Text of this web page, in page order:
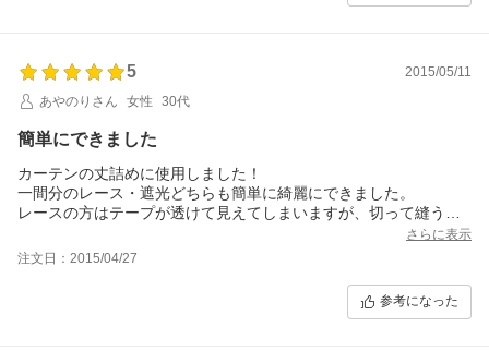
5
2015/05/11
あやのりさん
女性 30代
簡単にできました
カーテンの丈詰めに使用しました！
一間分のレース・遮光どちらも簡単に綺麗にできました。
レースの方はテープが透けて見えてしまいますが、切って縫うよ
り断然楽だし、目立たない場所のカーテンなので許容範囲。さらに表示
注文日：2015/04/27
参考になった